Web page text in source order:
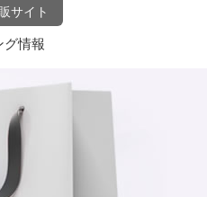
サイト
グ情報